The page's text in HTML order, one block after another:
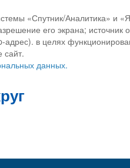
«Спутник/Аналитика» и
его экрана; источник
в целях
сайт.
данных.